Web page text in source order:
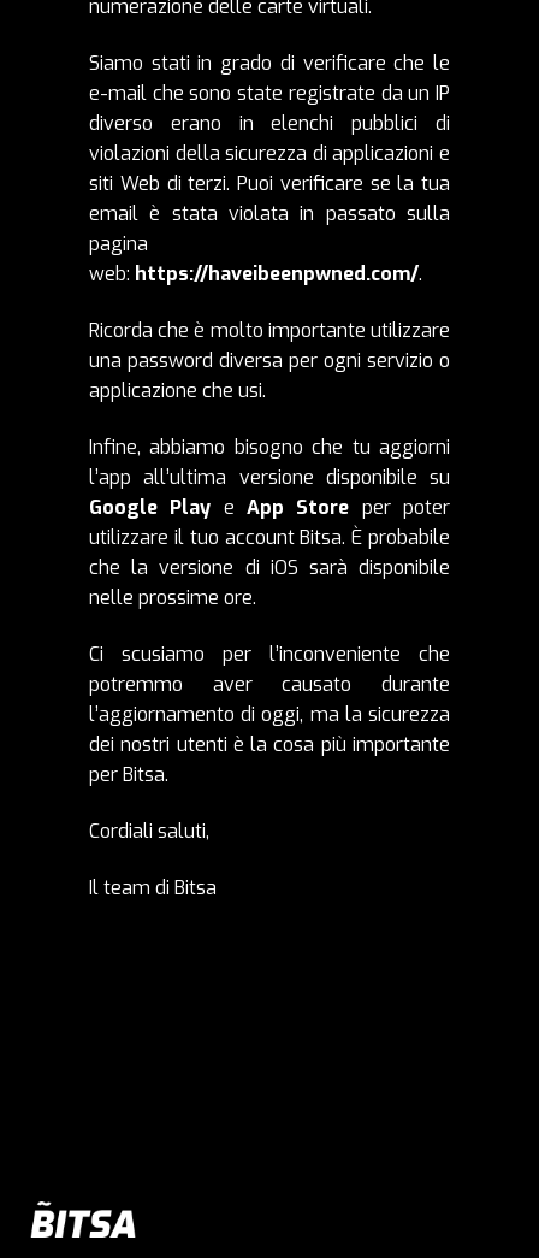
numerazione delle carte virtuali.
Siamo stati in grado di verificare che le
e-mail che sono state registrate da un IP
diverso erano in elenchi pubblici di
violazioni della sicurezza di applicazioni e
siti Web di terzi. Puoi verificare se la tua
email è stata violata in passato sulla
pagina
web: https://haveibeenpwned.com/.
Ricorda che è molto importante utilizzare
una password diversa per ogni servizio o
applicazione che usi.
Infine, abbiamo bisogno che tu aggiorni
l’app all’ultima versione disponibile su
Google Play eApp Store per poter
utilizzare il tuo account Bitsa. È probabile
che la versione di iOS sarà disponibile
nelle prossime ore.
Ci scusiamo per l’inconveniente che
potremmo aver causato durante
l’aggiornamento di oggi, ma la sicurezza
dei nostri utenti è la cosa più importante
per Bitsa.
Cordiali saluti,
Il team di Bitsa